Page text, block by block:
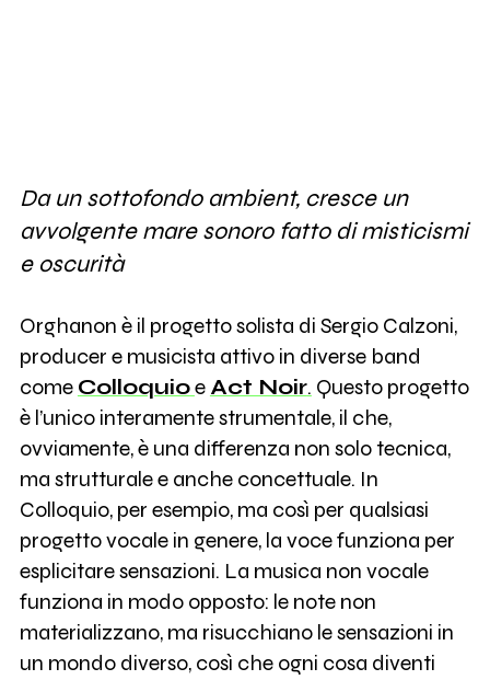
Da un sottofondo ambient, cresce un
avvolgente mare sonoro fatto di misticismi
e oscurità
Orghanon è il progetto solista di Sergio Calzoni,
producer e musicista attivo in diverse band
come Colloquioe Act Noir. Questo progetto
è l’unico interamente strumentale, il che,
ovviamente, è una differenza non solo tecnica,
ma strutturale e anche concettuale. In
Colloquio, per esempio, ma così per qualsiasi
progetto vocale in genere, la voce funziona per
esplicitare sensazioni. La musica non vocale
funziona in modo opposto: le note non
materializzano, ma risucchiano le sensazioni in
un mondo diverso, così che ogni cosa diventi